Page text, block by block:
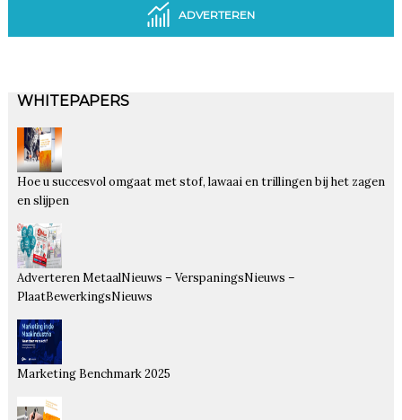
ADVERTEREN
WHITEPAPERS
Hoe u succesvol omgaat met stof, lawaai en trillingen bij het zagen
en slijpen
Adverteren MetaalNieuws – VerspaningsNieuws –
PlaatBewerkingsNieuws
Marketing Benchmark 2025